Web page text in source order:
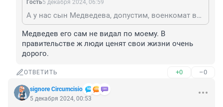
Гость5 декабря 2024, 06:59
А у нас сын Медведева, допустим, военкомат видал вообще?
Медведев его сам не видал по моему. В
правительстве ж люди ценят свои жизни очень
дорого.
ОТВЕТИТЬ +0 –0
signore Сircumcisio
5 декабря 2024, 00:53